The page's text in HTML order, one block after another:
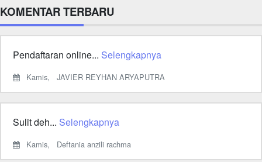
KOMENTAR TERBARU
Pendaftaran online... Selengkapnya
Kamis, JAVIER REYHAN ARYAPUTRA
Sulit deh... Selengkapnya
Kamis, Deftania anzili rachma